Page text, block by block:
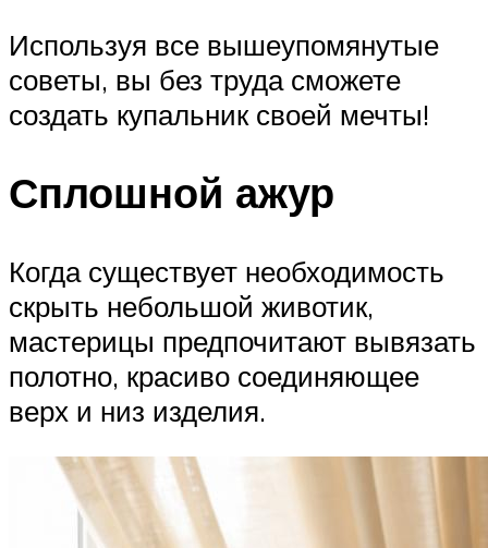
Используя все вышеупомянутые
советы, вы без труда сможете
создать купальник своей мечты!
Сплошной ажур
Когда существует необходимость
скрыть небольшой животик,
мастерицы предпочитают вывязать
полотно, красиво соединяющее
верх и низ изделия.